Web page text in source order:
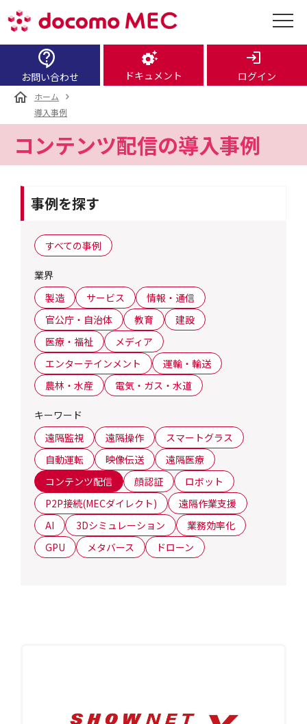
お問い合わせ ドキュメント ログイン
ホーム
導入事例
コンテンツ配信の導入事例
事例を探す
すべての事例
業界
製造
サービス
情報・通信
官公庁・自治体
教育
建設
医療・福祉
メディア
エンターテインメント
運輸・輸送
農林・水産
電気・ガス・水道
キーワード
遠隔監視
遠隔操作
スマートグラス
自動運転
映像伝送
遠隔医療
コンテンツ配信
顔認証
ロボット
P2P接続(MECダイレクト)
遠隔作業支援
AI
3Dシミュレーション
業務効率化
GPU
メタバース ドローン